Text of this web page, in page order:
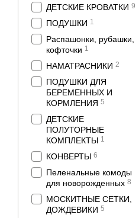
ДЕТСКИЕ КРОВАТКИ 9
ПОДУШКИ 1
Распашонки, рубашки,
кофточки 1
НАМАТРАСНИКИ 2
ПОДУШКИ ДЛЯ
БЕРЕМЕННЫХ И
КОРМЛЕНИЯ 5
ДЕТСКИЕ
ПОЛУТОРНЫЕ
КОМПЛЕКТЫ 1
КОНВЕРТЫ 6
Пеленальные комоды
для новорожденных 8
МОСКИТНЫЕ СЕТКИ,
ДОЖДЕВИКИ 5